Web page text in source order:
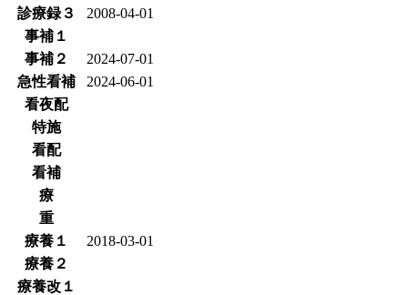
診療録３
2008-04-01
事補１
事補２
2024-07-01
急性看補
2024-06-01
看夜配
特施
看配
看補
療
重
療養１
2018-03-01
療養２
療養改１